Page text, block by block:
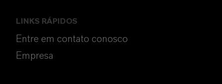
LINKS RÁPIDOS
Entre em contato conosco
Empresa